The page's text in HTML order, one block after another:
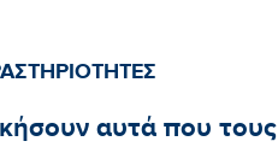
αυτά που τους